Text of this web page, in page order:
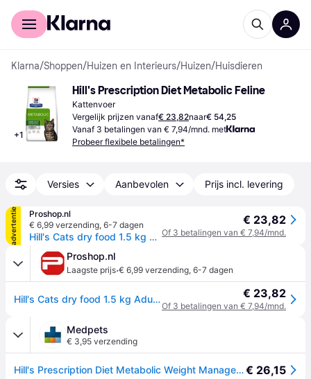
Voor shoppers
Klarna/Shoppen/Huizen en Interieurs/Huizen/Huisdieren
+1
Hill's Prescription Diet Metabolic Feline
Kattenvoer
Vergelijk prijzen vanaf€ 23,82naar€ 54,25
Vanaf 3 betalingen van € 7,94/mnd. met
Probeer flexibele betalingen*
Versies Aanbevolen Prijs incl. levering
advertentie
Proshop.nl
€ 6,99 verzending, 6-7 dagen
Hill's Cats dry food 1.5 kg Adult Chicken
€ 23,82
Of 3 betalingen van € 7,94/mnd.
Proshop.nl
Laagste prijs·€ 6,99 verzending, 6-7 dagen
Hill's Cats dry food 1.5 kg Adult Chicken € 23,82
Of 3 betalingen van € 7,94/mnd.
Medpets
€ 3,95 verzending
Hill's Prescription Diet Metabolic Weight Management - Kip - 1,5 kg€ 26,15